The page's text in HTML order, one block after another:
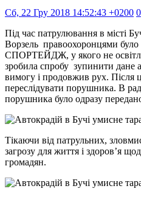
Сб, 22 Гру 2018 14:52:43 +0200 0
Під час патрулювання в місті
Ворзель правоохоронцями було
СПОРТЕЙДЖ, у якого не
зробила спробу зупинити дане
вимогу і продовжив рух. Після
переслідувати порушника. В
порушника було одразу
Тікаючи від патрульних,
загрозу для життя і здоров’я
громадян.